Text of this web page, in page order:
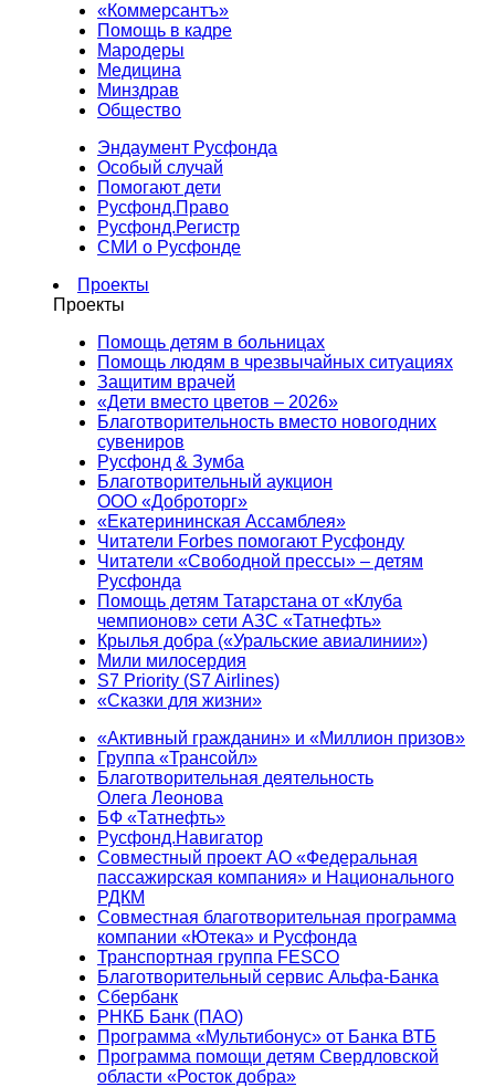
«Коммерсантъ»
Помощь в кадре
Мародеры
Медицина
Минздрав
Общество
Эндаумент Русфонда
Особый случай
Помогают дети
Русфонд.Право
Русфонд.Регистр
СМИ о Русфонде
Проекты
Проекты
Помощь детям в больницах
Помощь людям в чрезвычайных ситуациях
Защитим врачей
«Дети вместо цветов – 2026»
Благотворительность вместо новогодних
сувениров
Русфонд & Зумба
Благотворительный аукцион
ООО «Доброторг»
«Екатерининская Ассамблея»
Читатели Forbes помогают Русфонду
Читатели «Свободной прессы» – детям
Русфонда
Помощь детям Татарстана от «Клуба
чемпионов» сети АЗС «Татнефть»
Крылья добра («Уральские авиалинии»)
Мили милосердия
S7 Priority (S7 Airlines)
«Сказки для жизни»
«Активный гражданин» и «Миллион призов»
Группа «Трансойл»
Благотворительная деятельность
Олега Леонова
БФ «Татнефть»
Русфонд.Навигатор
Совместный проект АО «Федеральная
пассажирская компания» и Национального
РДКМ
Совместная благотворительная программа
компании «Ютека» и Русфонда
Транспортная группа FESCO
Благотворительный сервис Альфа-Банка
Сбербанк
РНКБ Банк (ПАО)
Программа «Мультибонус» от Банка ВТБ
Программа помощи детям Свердловской
области «Росток добра»